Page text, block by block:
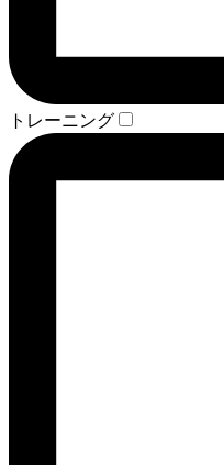
トレーニング